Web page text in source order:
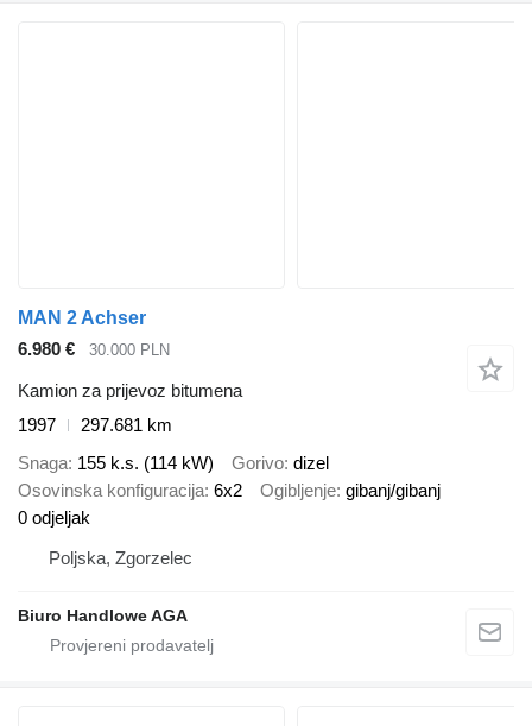
MAN 2 Achser
6.980 €
30.000 PLN
Kamion za prijevoz bitumena
1997
297.681 km
Snaga 155 k.s. (114 kW) Gorivo dizel
Osovinska konfiguracija 6x2 Ogibljenje gibanj/gibanj
0 odjeljak
Poljska, Zgorzelec
Biuro Handlowe AGA